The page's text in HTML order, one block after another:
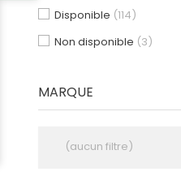
Disponible (114)
Non disponible (3)
MARQUE
(aucun filtre)